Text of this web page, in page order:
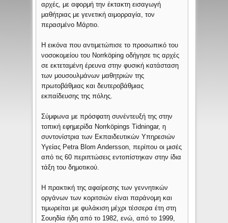
αρχές, με αφορμή την έκτακτη εισαγωγή
μαθήτριας με γενετική αιμορραγία, τον
περασμένο Μάρτιο.
Η εικόνα που αντιμετώπισε το προσωπικό του
νοσοκομείου του Norrköping οδήγησε τις αρχές
σε εκτεταμένη έρευνα στην φυσική κατάσταση
των μουσουλμάνων μαθητριών της
πρωτοβάθμιας και δευτεροβάθμιας
εκπαίδευσης της πόλης.
Σύμφωνα με πρόσφατη συνέντευξή της στην
τοπική εφημερίδα Norrköpings Tidningar, η
συντονίστρια των Εκπαιδευτικών Υπηρεσιών
Υγείας Petra Blom Andersson, περίπου οι μισές
από τις 60 περιπτώσεις εντοπίστηκαν στην ίδια
τάξη του δημοτικού.
Η πρακτική της αφαίρεσης των γεννητικών
οργάνων των κοριτσιών είναι παράνομη και
τιμωρείται με φυλάκιση μέχρι τέσσερα έτη στη
Σουηδία ήδη από το 1982, ενώ, από το 1999,